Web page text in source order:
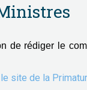
de rédiger le
site de la